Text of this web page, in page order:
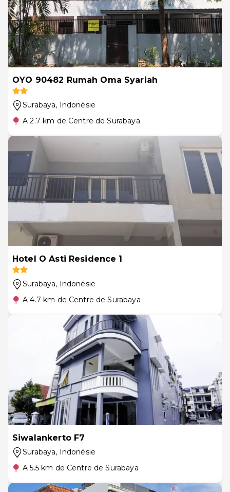
OYO 90482 Rumah Oma Syariah
Surabaya, Indonésie
A 2.7 km de Centre de Surabaya
Hotel O Asti Residence 1
Surabaya, Indonésie
A 4.7 km de Centre de Surabaya
Siwalankerto F7
Surabaya, Indonésie
A 5.5 km de Centre de Surabaya